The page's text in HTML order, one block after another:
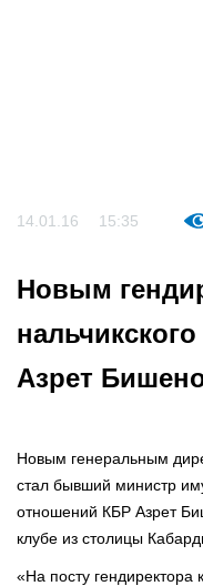
14.01.16 15:35
Новым
Азрет
Новым генеральным
стал бывший министр
отношений КБР Азрет
клубе из столицы
«На посту